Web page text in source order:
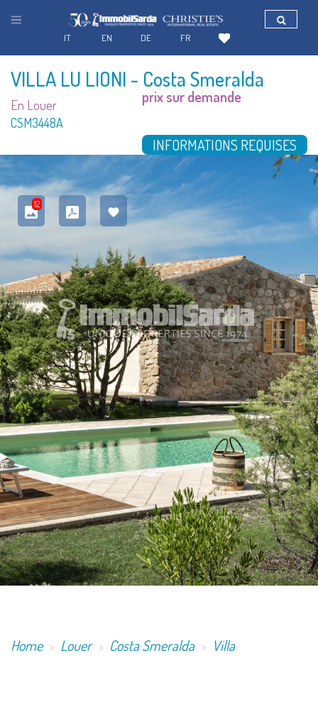
VILLA LU LIONI - Costa Smeralda
En Louer
CSM3448A
prix sur demande
INFORMATIONS REQUISES
12
Home Louer Costa Smeralda Villa
FR
DE
EN
IT